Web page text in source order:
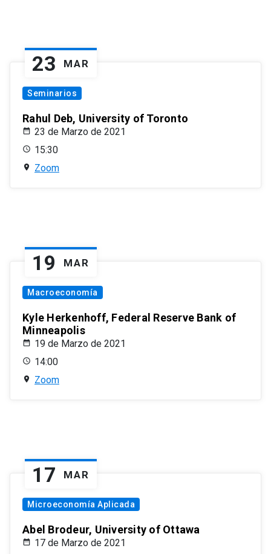
23 MAR
Seminarios
Rahul Deb, University of Toronto
23 de Marzo de 2021
15:30
Zoom
19 MAR
Macroeconomía
Kyle Herkenhoff, Federal Reserve Bank of
Minneapolis
19 de Marzo de 2021
14:00
Zoom
17 MAR
Microeconomía Aplicada
Abel Brodeur, University of Ottawa
17 de Marzo de 2021